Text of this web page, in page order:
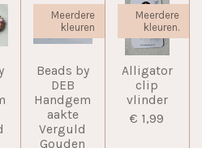
Meerdere
kleuren
Beads by
DEB
Handgem
aakte
Verguld
Gouden
Meerdere
kleuren.
Alligator
clip
vlinder
€ 1,99